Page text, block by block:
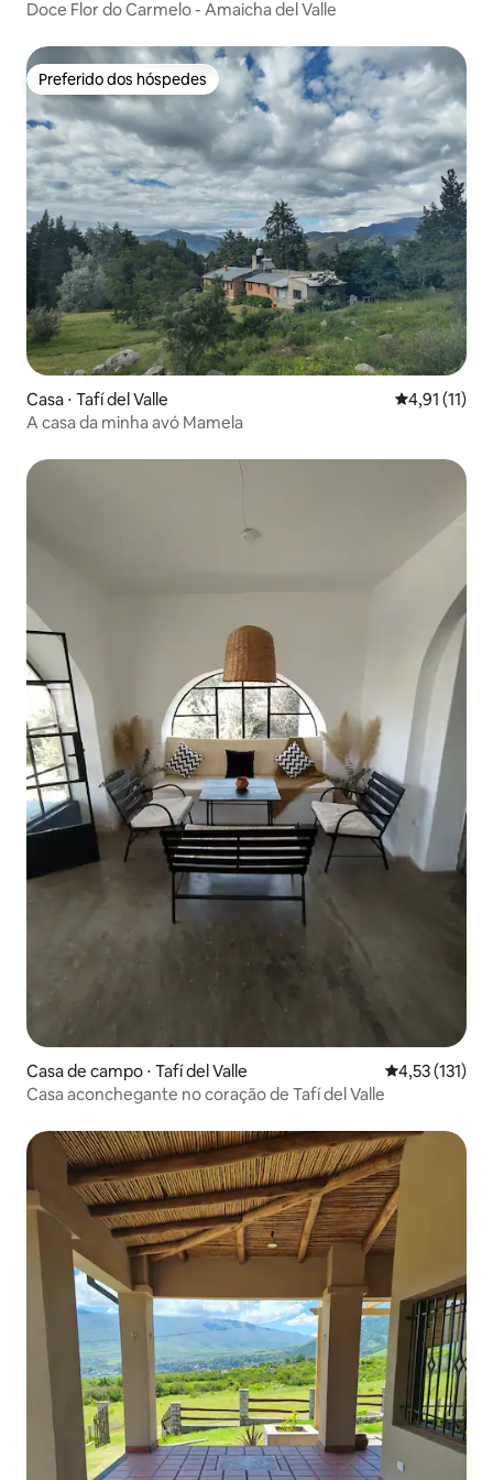
Doce Flor do Carmelo - Amaicha del Valle
Preferido dos hóspedes
Preferido dos hóspedes
Casa ⋅ Tafí del Valle 4,91 de uma
4,91 (11)
A casa da minha avó Mamela
Casa de campo ⋅ Tafí del Valle 4,53 de uma
4,53 (131)
Casa aconchegante no coração de Tafí del Valle